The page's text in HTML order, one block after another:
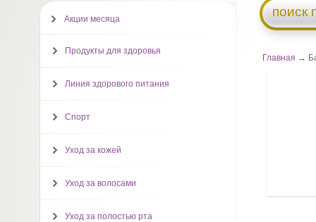
поиск
Главная →
Акции месяца
Продукты для здоровья
Линия здорового питания
Спорт
Уход за кожей
Уход за волосами
Уход за полостью рта